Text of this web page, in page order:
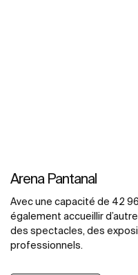
Arena Pantanal
Avec une capacité de 42
également accueillir
des spectacles, des
professionnels.